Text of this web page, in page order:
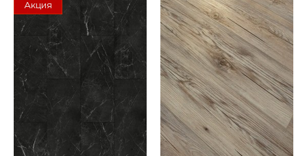
Акция